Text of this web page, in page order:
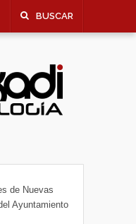
BUSCAR
de Nuevas
Ayuntamiento